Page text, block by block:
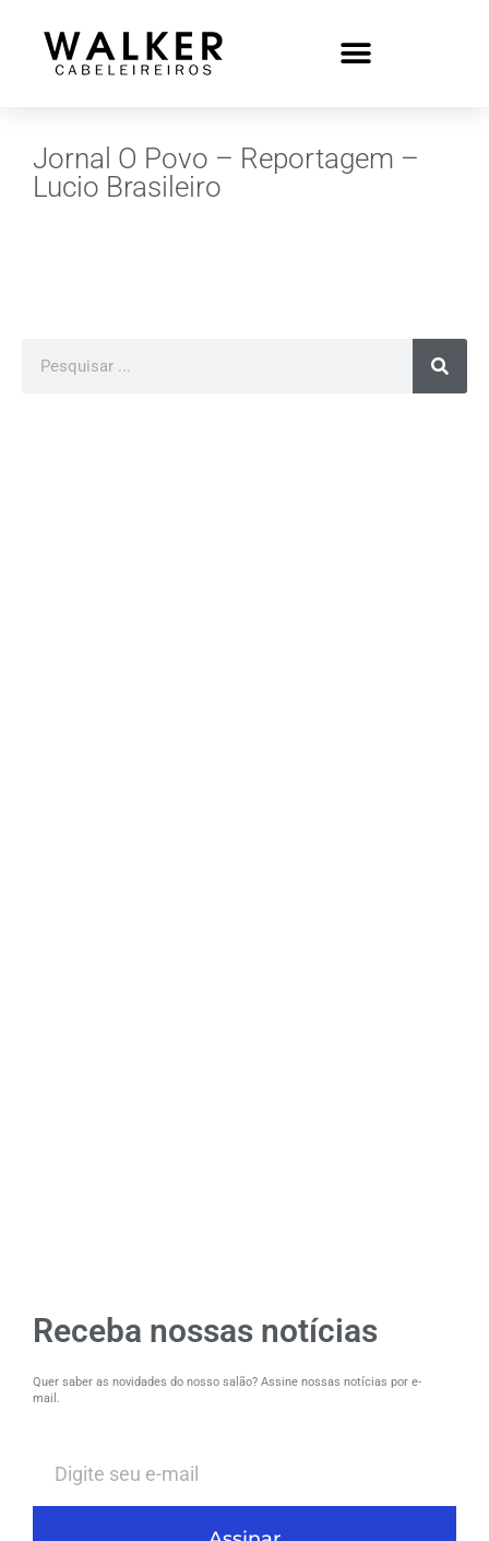
Jornal O Povo – Reportagem –
Lucio Brasileiro
Receba nossas notícias
Quer saber as novidades do nosso salão? Assine nossas notícias por e-
mail.